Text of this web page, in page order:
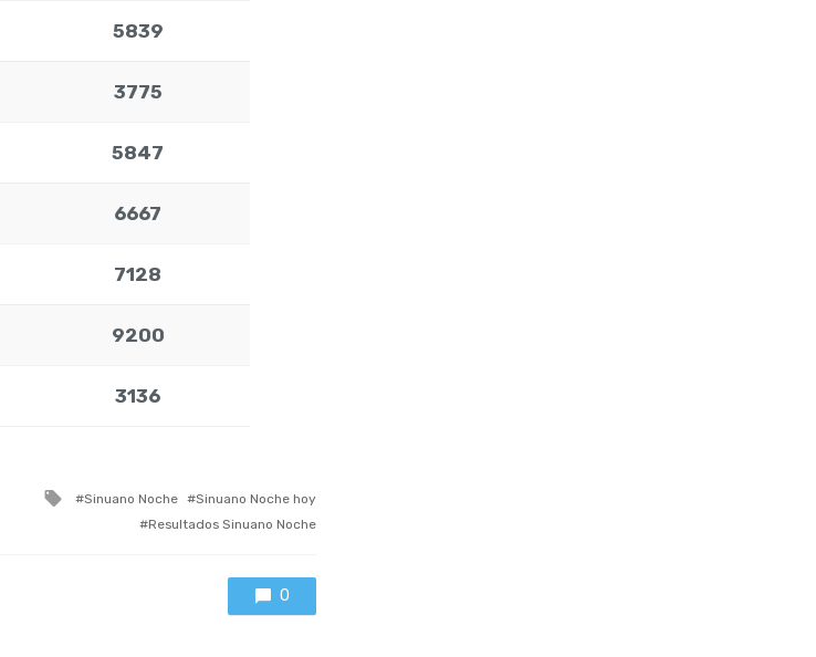
5839
3775
5847
6667
7128
9200
3136
Tagged
Sinuano Noche
Sinuano Noche hoy
Resultados Sinuano Noche
0